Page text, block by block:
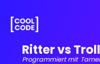
Ritter vs Troll
Programmiert mit